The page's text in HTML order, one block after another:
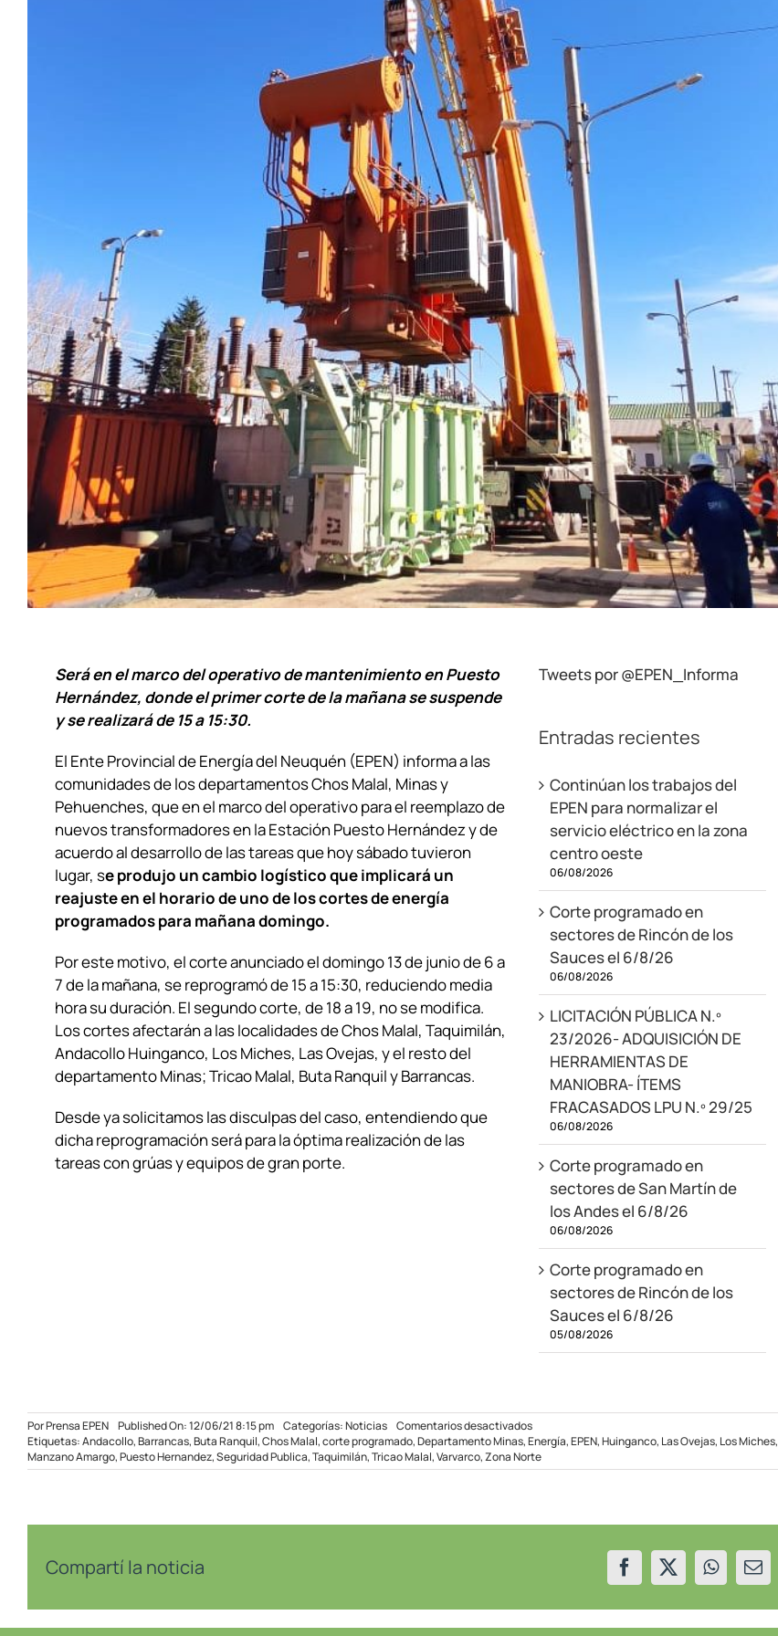
Será en el marco del operativo de mantenimiento en Puesto
Hernández, donde el primer corte de la mañana se suspende
y se realizará de 15 a 15:30.
El Ente Provincial de Energía del Neuquén (EPEN) informa a las
comunidades de los departamentos Chos Malal, Minas y
Pehuenches, que en el marco del operativo para el reemplazo de
nuevos transformadores en la Estación Puesto Hernández y de
acuerdo al desarrollo de las tareas que hoy sábado tuvieron
lugar, se produjo un cambio logístico que implicará un
reajuste en el horario de uno de los cortes de energía
programados para mañana domingo.
Por este motivo, el corte anunciado el domingo 13 de junio de 6 a
7 de la mañana, se reprogramó de 15 a 15:30, reduciendo media
hora su duración. El segundo corte, de 18 a 19, no se modifica.
Los cortes afectarán a las localidades de Chos Malal, Taquimilán,
Andacollo Huinganco, Los Miches, Las Ovejas, y el resto del
departamento Minas; Tricao Malal, Buta Ranquil y Barrancas.
Desde ya solicitamos las disculpas del caso, entendiendo que
dicha reprogramación será para la óptima realización de las
tareas con grúas y equipos de gran porte.
Tweets por @EPEN_Informa
Entradas recientes
Continúan los trabajos del
EPEN para normalizar el
servicio eléctrico en la zona
centro oeste
06/08/2026
Corte programado en
sectores de Rincón de los
Sauces el 6/8/26
06/08/2026
LICITACIÓN PÚBLICA N.º
23/2026- ADQUISICIÓN DE
HERRAMIENTAS DE
MANIOBRA- ÍTEMS
FRACASADOS LPU N.º 29/25
06/08/2026
Corte programado en
sectores de San Martín de
los Andes el 6/8/26
06/08/2026
Corte programado en
sectores de Rincón de los
Sauces el 6/8/26
05/08/2026
PorPrensa EPEN Published On: 12/06/21 8:15 pm Categorías:Noticias Comentarios desactivadosen
Se
reprograma
un
Etiquetas:Andacollo,Barrancas,Buta Ranquil,Chos Malal,corte programado,Departamento Minas,Energía,EPEN,Huinganco, Las Ovejas, Los Miches,
Manzano Amargo,Puesto Hernandez,Seguridad Publica,Taquimilán,Tricao Malal,Varvarco,Zona Norte
Compartí la noticia